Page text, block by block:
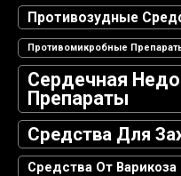
Противозудные
Противомикробные
Сердечная
Препараты
Средства Для
Средства От Варикоза